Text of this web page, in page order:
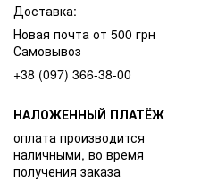
Доставка:
Новая почта от 500 грн
Самовывоз
+38 (097) 366-38-00
НАЛОЖЕННЫЙ ПЛАТЁЖ
оплата производится
наличными, во время
получения заказа